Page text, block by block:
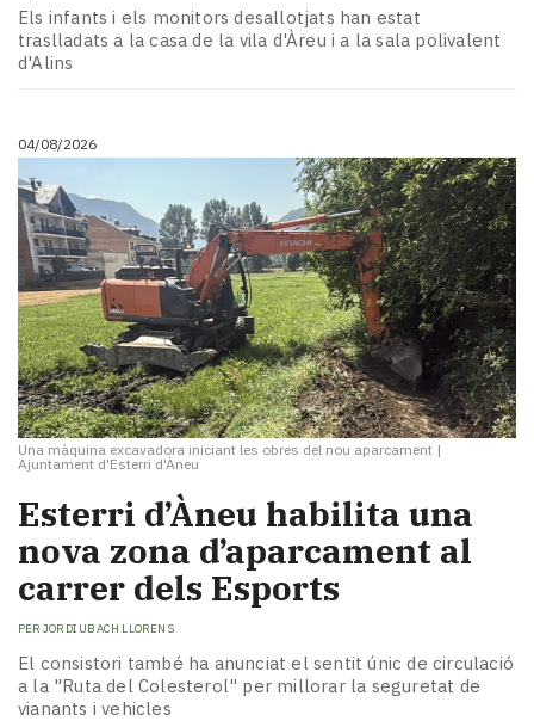
Els infants i els monitors desallotjats han estat
traslladats a la casa de la vila d'Àreu i a la sala polivalent
d'Alins
04/08/2026
Una màquina excavadora iniciant les obres del nou aparcament |
Ajuntament d'Esterri d'Àneu
​Esterri d’Àneu habilita una
nova zona d’aparcament al
carrer dels Esports
PER JORDI UBACH LLORENS
El consistori també ha anunciat el sentit únic de circulació
a la "Ruta del Colesterol" per millorar la seguretat de
vianants i vehicles